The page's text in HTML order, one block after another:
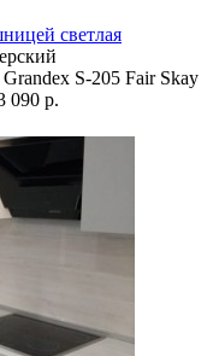
светлая
S-205 Fair Skay
090 р.